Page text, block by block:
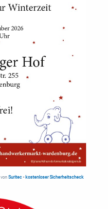
von Suritec • kostenloser Sicherheitscheck